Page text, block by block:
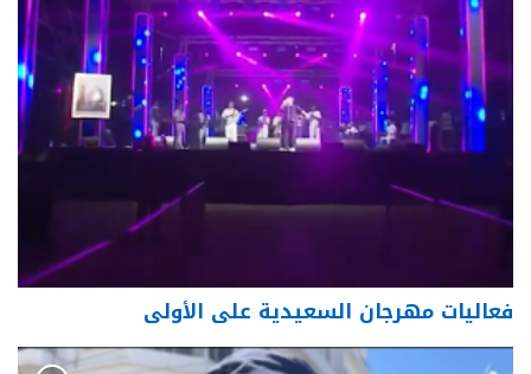
فعاليات مهرجان السعيدية على الأولى